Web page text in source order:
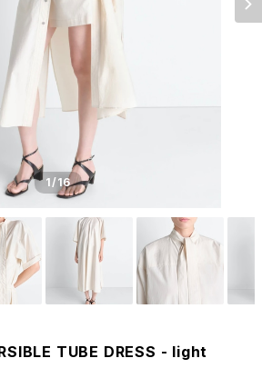
1/16
TUBE DRESS - light